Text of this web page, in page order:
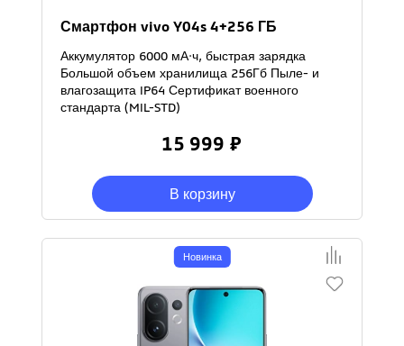
Смартфон vivo Y04s 4+256 ГБ
Аккумулятор 6000 мА·ч, быстрая зарядка
Большой объем хранилища 256Гб Пыле- и
влагозащита IP64 Сертификат военного
стандарта (MIL-STD)
15 999 ₽
В корзину
Новинка